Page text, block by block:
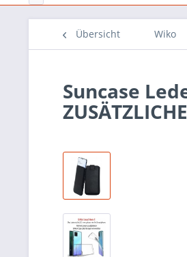
Übersicht Wiko
Suncase